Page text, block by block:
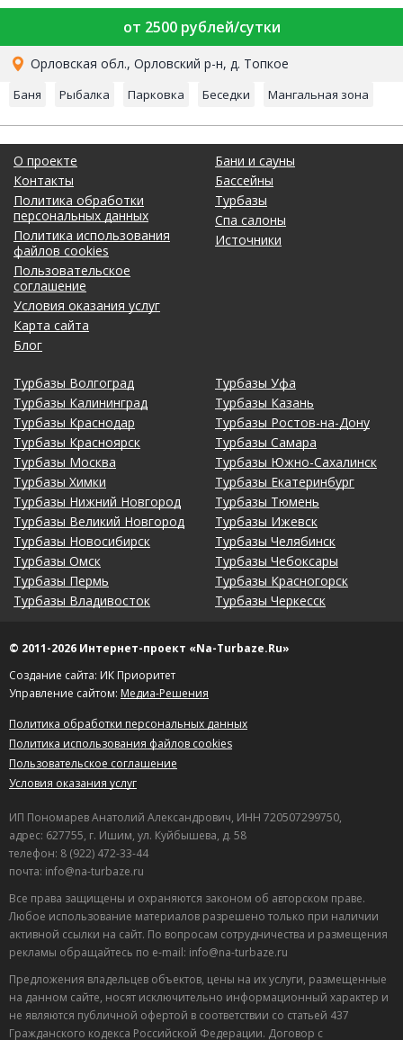
от 2500 рублей/сутки
Орловская обл., Орловский р-н, д. Топкое
Баня Рыбалка Парковка Беседки Мангальная зона
О проекте
Контакты
Политика обработки
персональных данных
Политика использования
файлов cookies
Пользовательское
соглашение
Условия оказания услуг
Карта сайта
Блог
Бани и сауны
Бассейны
Турбазы
Спа салоны
Источники
Турбазы Волгоград
Турбазы Калининград
Турбазы Краснодар
Турбазы Красноярск
Турбазы Москва
Турбазы Химки
Турбазы Нижний Новгород
Турбазы Великий Новгород
Турбазы Новосибирск
Турбазы Омск
Турбазы Пермь
Турбазы Владивосток
Турбазы Уфа
Турбазы Казань
Турбазы Ростов-на-Дону
Турбазы Самара
Турбазы Южно-Сахалинск
Турбазы Екатеринбург
Турбазы Тюмень
Турбазы Ижевск
Турбазы Челябинск
Турбазы Чебоксары
Турбазы Красногорск
Турбазы Черкесск
© 2011-2026 Интернет-проект «Na-Turbaze.Ru»
Создание сайта: ИК Приоритет
Управление сайтом: Медиа-Решения
Политика обработки персональных данных
Политика использования файлов cookies
Пользовательское соглашение
Условия оказания услуг
ИП Пономарев Анатолий Александрович, ИНН 720507299750,
адрес: 627755, г. Ишим, ул. Куйбышева, д. 58
телефон: 8 (922) 472-33-44
почта: info@na-turbaze.ru
Все права защищены и охраняются законом об авторском праве.
Любое использование материалов разрешено только при наличии
активной ссылки на сайт. По вопросам сотрудничества и размещения
рекламы обращайтесь по e-mail: info@na-turbaze.ru
Предложения владельцев объектов, цены на их услуги, размещенные
на данном сайте, носят исключительно информационный характер и
не являются публичной офертой в соответствии со статьей 437
Гражданского кодекса Российской Федерации. Договор с